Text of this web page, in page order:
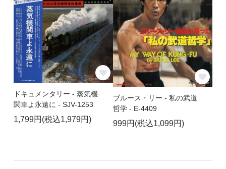
ドキュメンタリー - 蒸気機
関車よ永遠に - SJV-1253
1,799円(税込1,979円)
ブルース・リー - 私の武道
哲学 - E-4409
999円(税込1,099円)